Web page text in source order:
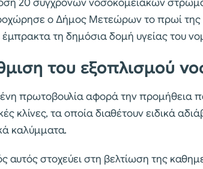
20 σύγχρονων νοσοκομειακών
ο Δήμος Μετεώρων το πρωί
έμπρακτα τη δημόσια δομή υγείας του
του εξοπλισμού
πρωτοβουλία αφορά την προμήθεια
κλίνες, τα οποία διαθέτουν ειδικά
καλύμματα.
αυτός στοχεύει στη βελτίωση της